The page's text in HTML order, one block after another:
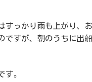
すっかり雨も上がり、
ですが、朝のうちに出
す。